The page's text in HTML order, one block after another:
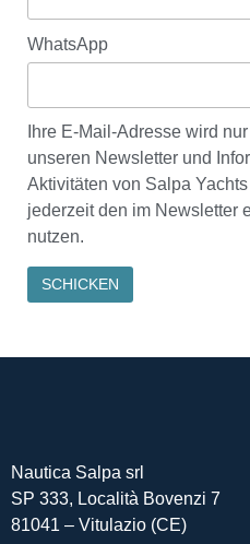
WhatsApp
Ihre E-Mail-Adresse wird
unseren Newsletter und
Aktivitäten von Salpa
jederzeit den im Newsletter
nutzen.
Nautica Salpa srl
SP 333, Località Bovenzi 7
81041 – Vitulazio (CE)